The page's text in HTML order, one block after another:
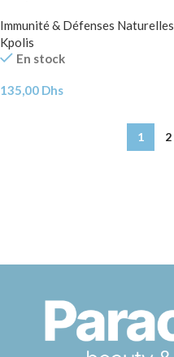
Immunité & Défenses Naturelles
Kpolis
En stock
135,00 Dhs
1 2